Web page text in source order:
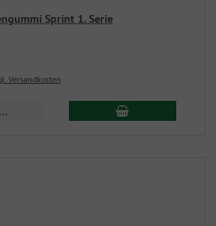
Sprint 1. Serie
Versandkosten